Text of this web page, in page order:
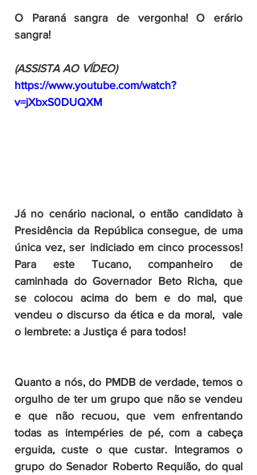
O Paraná sangra de vergonha! O erário
sangra!
(ASSISTA AO VÍDEO)
https://www.youtube.com/watch?
v=jXbxS0DUQXM
Já no cenário nacional, o então candidato à
Presidência da República consegue, de uma
única vez, ser indiciado em cinco processos!
Para este Tucano, companheiro de
caminhada do Governador Beto Richa, que
se colocou acima do bem e do mal, que
vendeu o discurso da ética e da moral,  vale
o lembrete: a Justiça é para todos!
Quanto a nós, do PMDB de verdade, temos o
orgulho de ter um grupo que não se vendeu
e que não recuou, que vem enfrentando
todas as intempéries de pé, com a cabeça
erguida, custe o que custar. Integramos o
grupo do Senador Roberto Requião, do qual